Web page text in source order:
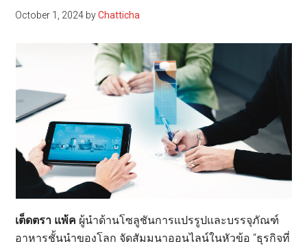
October 1, 2024 byChatticha
เต็ดตรา แพ้ค ผู้นำด้านโซลูชันการแปรรูปและบรรจุภัณฑ์
อาหารชั้นนำของโลก จัดสัมมนาออนไลน์ในหัวข้อ “ธุรกิจที่